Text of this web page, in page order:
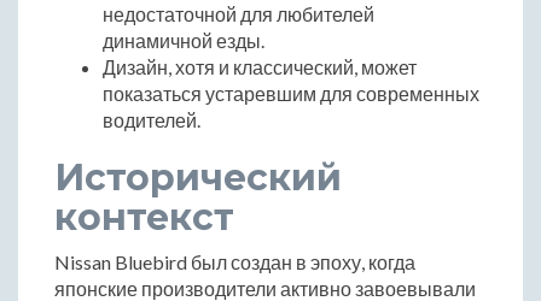
недостаточной для любителей
динамичной езды.
Дизайн, хотя и классический, может
показаться устаревшим для современных
водителей.
Исторический
контекст
Nissan Bluebird был создан в эпоху, когда
японские производители активно завоевывали